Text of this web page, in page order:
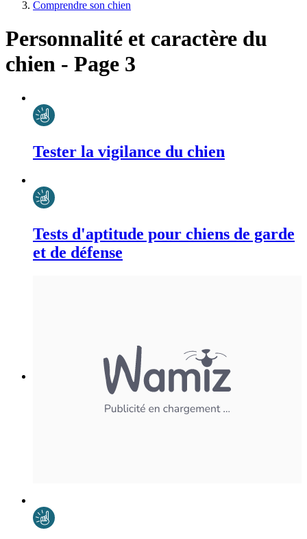
Comprendre son chien
Personnalité et caractère du
chien - Page 3
Tester la vigilance du chien
Tests d'aptitude pour chiens de garde
et de défense